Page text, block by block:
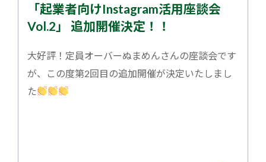
「起業者向けInstagram活用座談会
Vol.2」 追加開催決定！！
大好評！定員オーバーぬまめんさんの座談会です
が、この度第2回目の追加開催が決定いたしまし
た